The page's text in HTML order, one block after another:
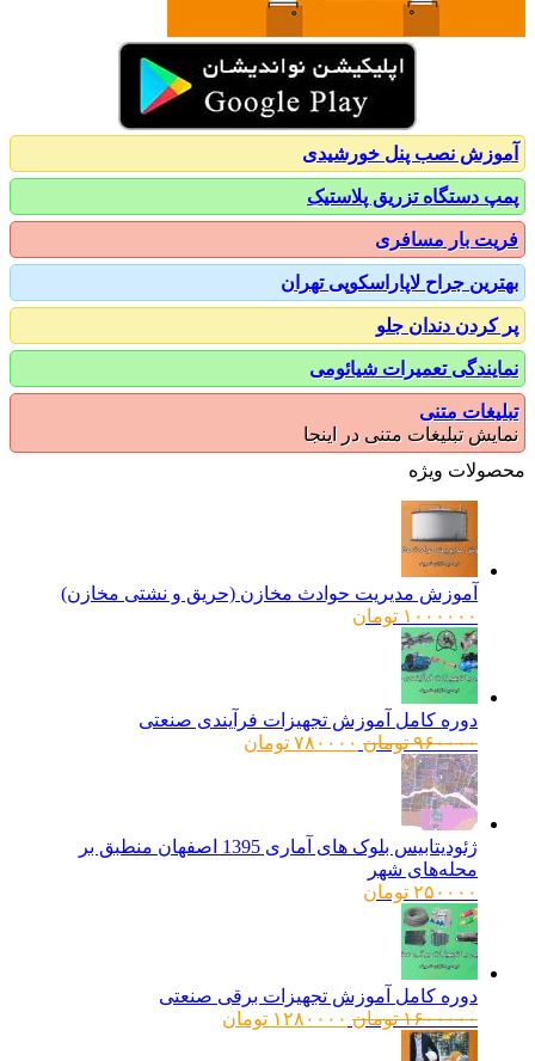
نصب پنل خورشیدی
دستگاه تزریق پلاستیک
بار مسافری
جراح لاپاراسکوپی تهران
دندان جلو
تعمیرات شیائومی
متنی
تبلیغات متنی در اینجا
ویژه
آموزش مدیریت حوادث مخازن (حریق و نشتی مخازن)
۱۰۰۰۰۰۰ تومان
دوره کامل آموزش تجهیزات فرآیندی صنعتی
۹۶۰۰۰۰ تومانقیمت
۷۸۰۰۰۰ تومانقیمت
ژئودیتابیس بلوک های آماری 1395 اصفهان منطبق بر
محله‌های شهر
۲۵۰۰۰۰ تومان
دوره کامل آموزش تجهیزات برقی صنعتی
۱۶۰۰۰۰۰ تومانقیمت
۱۲۸۰۰۰۰ تومانقیمت